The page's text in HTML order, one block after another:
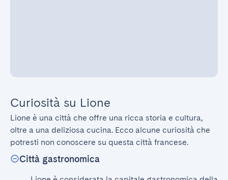
Curiosità su Lione
Lione è una città che offre una ricca storia e cultura,
oltre a una deliziosa cucina. Ecco alcune curiosità che
potresti non conoscere su questa città francese.
Città gastronomica